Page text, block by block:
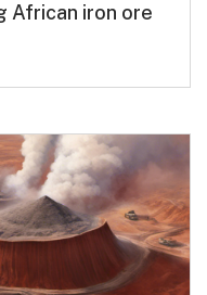
African iron ore